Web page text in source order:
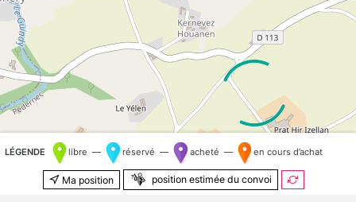
LÉGENDE libre — réservé — acheté — en cours d’achat
Ma position position estimée du convoi